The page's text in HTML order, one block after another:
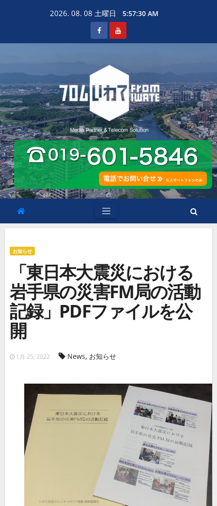
2026. 08. 08 土曜日 5:57:31 AM
お知らせ
「東日本大震災における
岩手県の災害FM局の活動
記録」PDFファイルを公
開
1月 25, 2022 News, お知らせ